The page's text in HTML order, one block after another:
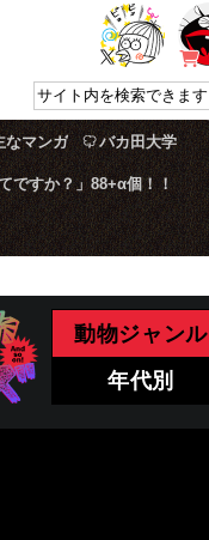
なマンガ バカ田大学
ですか？」88+α個！！
動物ジャンル
年代別